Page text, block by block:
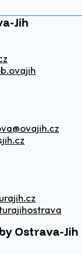
Jih
Ostrava-Jih